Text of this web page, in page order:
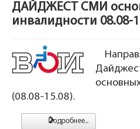
ДАЙДЖЕСТ СМИ
инвалидности 08.08-
(08.08-15.08).
Подробнее...